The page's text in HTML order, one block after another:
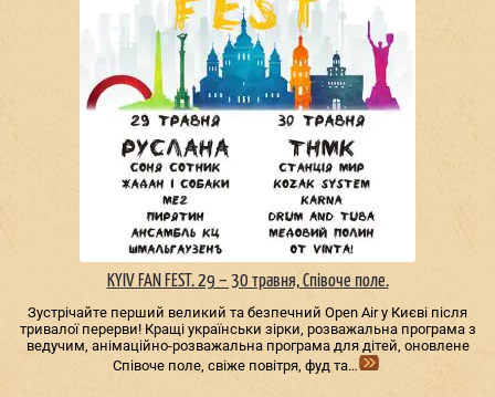
KYIV FAN FEST. 29 – 30 травня, Співоче поле.
Зустрічайте перший великий та безпечний Open Air у Києві після
тривалої перерви! Кращі українськи зірки, розважальна програма з
ведучим, анімаційно-розважальна програма для дітей, оновлене
Співоче поле, свіже повітря, фуд та…